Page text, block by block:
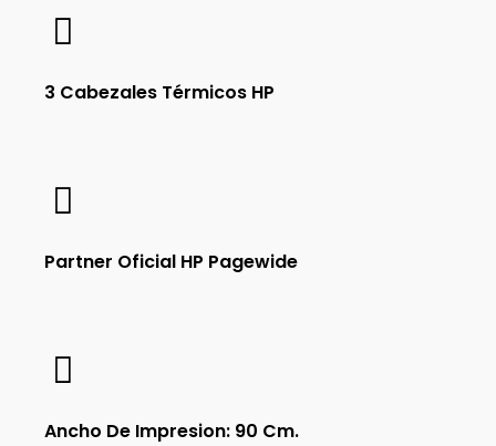
3 Cabezales Térmicos HP
Partner Oficial HP Pagewide
Ancho De Impresion: 90 Cm.